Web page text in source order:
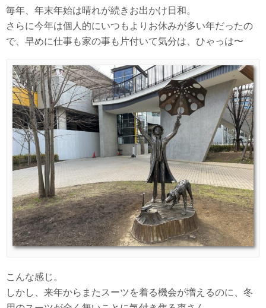
毎年、年末年始は晴れが続きお出かけ日和。
さらに今年は個人的にいつもよりお休みが多い年だったの
で、早めに仕事も家の事も片付いて気分は、ひゃっは〜
こんな感じ。
しかし、来年からまたスーツを着る機会が増えるのに、冬